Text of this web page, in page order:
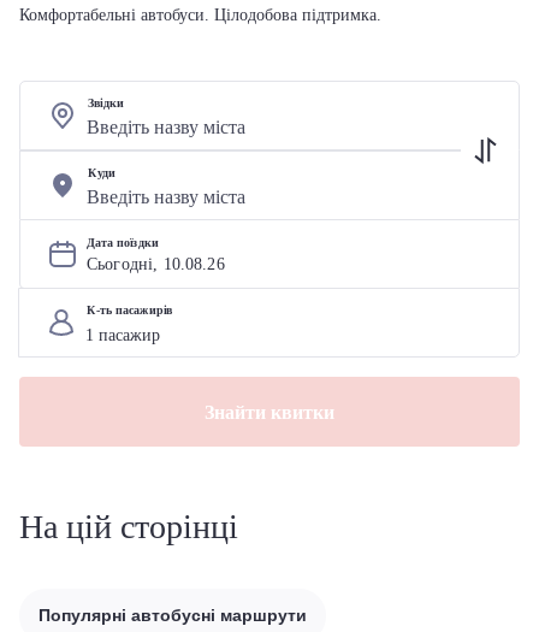
Комфортабельні автобуси. Цілодобова підтримка.
Звідки
Куди
Дата поїздки
Сьогодні, 10.08.26
К-ть пасажирів
Знайти квитки
На цій сторінці
Популярні автобусні маршрути